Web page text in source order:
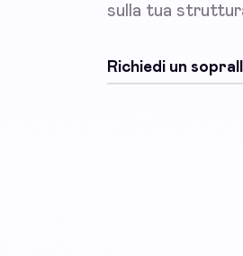
sulla tua
Richiedi un